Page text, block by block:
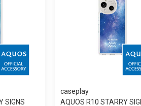
SIGNS
caseplay
AQUOS R10 STARRY